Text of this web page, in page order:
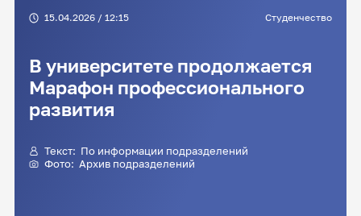
15.04.2026 / 12:15 Студенчество
В университете продолжается
Марафон профессионального
развития
Текст: По информации подразделений
Фото: Архив подразделений